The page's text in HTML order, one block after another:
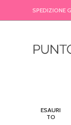
SPEDIZIONE
ESAURI
TO